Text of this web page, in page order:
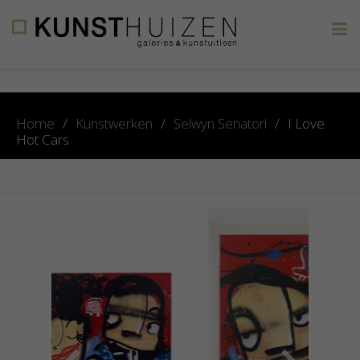
Home / Kunstwerken / Selwyn Senatori / I Love
Hot Cars